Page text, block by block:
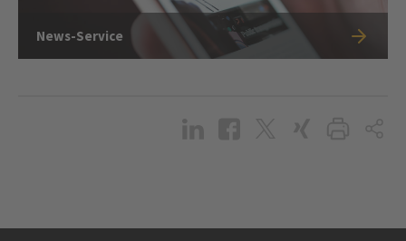
News-Service